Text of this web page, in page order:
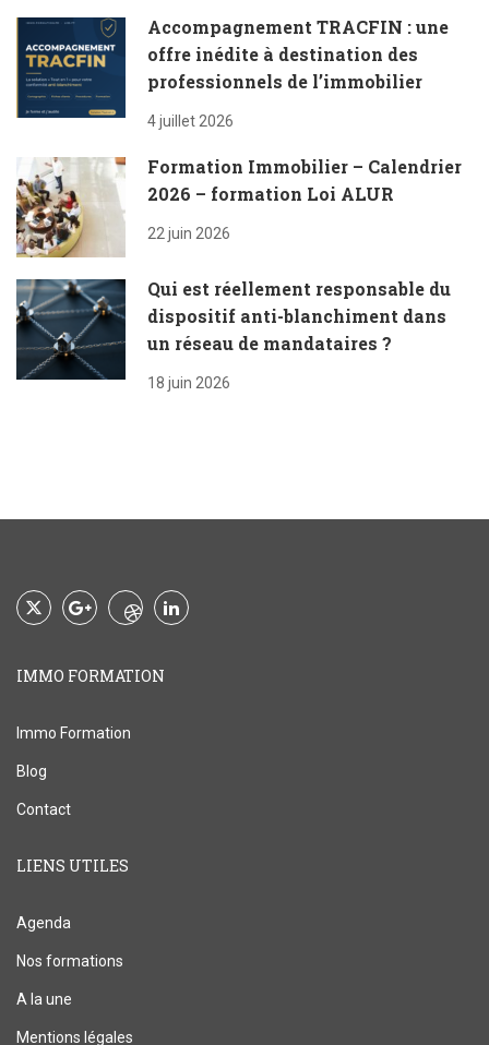
Accompagnement TRACFIN : une
offre inédite à destination des
professionnels de l’immobilier
4 juillet 2026
Formation Immobilier – Calendrier
2026 – formation Loi ALUR
22 juin 2026
Qui est réellement responsable du
dispositif anti-blanchiment dans
un réseau de mandataires ?
18 juin 2026
IMMO FORMATION
Immo Formation
Blog
Contact
LIENS UTILES
Agenda
Nos formations
A la une
Mentions légales